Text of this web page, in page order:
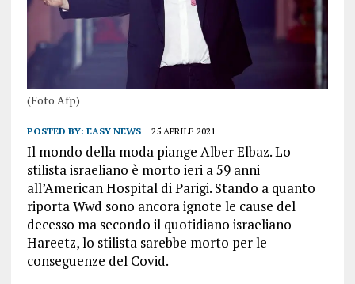
(Foto Afp)
POSTED BY: EASY NEWS 25 APRILE 2021
Il mondo della moda piange Alber Elbaz. Lo
stilista israeliano è morto ieri a 59 anni
all’American Hospital di Parigi. Stando a quanto
riporta Wwd sono ancora ignote le cause del
decesso ma secondo il quotidiano israeliano
Hareetz, lo stilista sarebbe morto per le
conseguenze del Covid.